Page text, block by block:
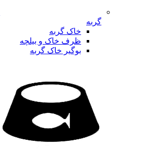
گربه
خاک گربه
ظرف خاک و بیلچه
بوگیر خاک گربه